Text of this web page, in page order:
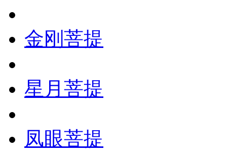
金刚菩提
星月菩提
凤眼菩提